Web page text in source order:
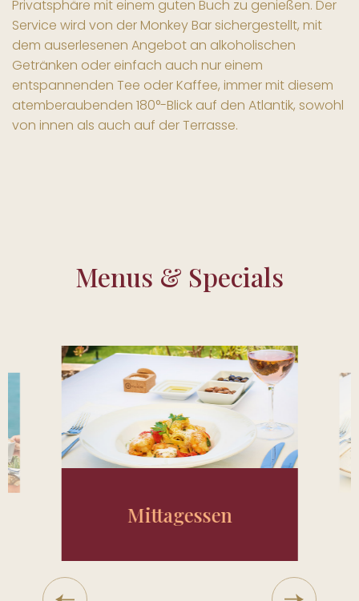
Privatsphäre mit einem guten Buch zu genießen. Der
Service wird von der Monkey Bar sichergestellt, mit
dem auserlesenen Angebot an alkoholischen
Getränken oder einfach auch nur einem
entspannenden Tee oder Kaffee, immer mit diesem
atemberaubenden 180°-Blick auf den Atlantik, sowohl
von innen als auch auf der Terrasse.
Menus & Specials
Mittagessen